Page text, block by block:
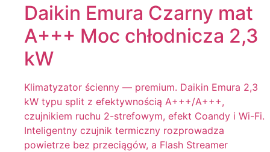
Daikin Emura Czarny mat
A+++ Moc chłodnicza 2,3
kW
Klimatyzator ścienny — premium. Daikin Emura 2,3
kW typu split z efektywnością A+++/A+++,
czujnikiem ruchu 2-strefowym, efekt Coandy i Wi-Fi.
Inteligentny czujnik termiczny rozprowadza
powietrze bez przeciągów, a Flash Streamer